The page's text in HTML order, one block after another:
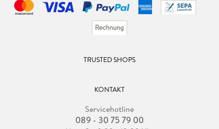
TRUSTED SHOPS
KONTAKT
Servicehotline
089 - 30 75 79 00